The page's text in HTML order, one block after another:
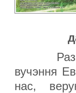
вучэння
нас,